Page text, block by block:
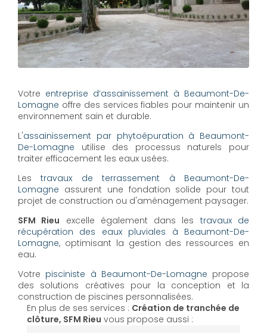
Votre entreprise d’assainissement à Beaumont-De-
Lomagne offre des services fiables pour maintenir un
environnement sain et durable.
L'assainissement par phytoépuration à Beaumont-
De-Lomagne utilise des processus naturels pour
traiter efficacement les eaux usées.
Lestravaux de terrassement à Beaumont-De-
Lomagne assurent une fondation solide pour tout
projet de construction ou d'aménagement paysager.
SFM Rieu excelle également dans les travaux de
récupération des eaux pluviales à Beaumont-De-
Lomagne, optimisant la gestion des ressources en
eau.
Votre pisciniste à Beaumont-De-Lomagne propose
des solutions créatives pour la conception et la
construction de piscines personnalisées.
En plus de ses services : Création de tranchée de
clôture, SFM Rieu vous propose aussi :